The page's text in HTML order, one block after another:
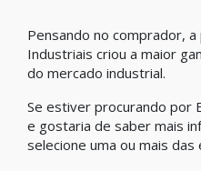
Pensando no comprador,
Industriais criou a maior
do mercado industrial.
Se estiver procurando por
e gostaria de saber mais
selecione uma ou mais